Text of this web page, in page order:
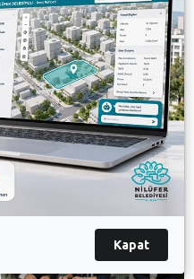
Vural ile Estetik
Yüklenir’in imzaladığı
kartını ibraz ederek
Kapat